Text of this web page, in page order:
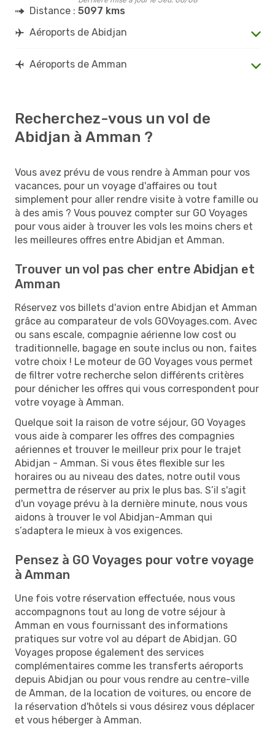
Distance : 5097 kms
Aéroports de Abidjan
Aéroports de Amman
Recherchez-vous un vol de
Abidjan à Amman ?
Vous avez prévu de vous rendre à Amman pour vos
vacances, pour un voyage d'affaires ou tout
simplement pour aller rendre visite à votre famille ou
à des amis ? Vous pouvez compter sur GO Voyages
pour vous aider à trouver les vols les moins chers et
les meilleures offres entre Abidjan et Amman.
Trouver un vol pas cher entre Abidjan et
Amman
Réservez vos billets d'avion entre Abidjan et Amman
grâce au comparateur de vols GOVoyages.com. Avec
ou sans escale, compagnie aérienne low cost ou
traditionnelle, bagage en soute inclus ou non, faites
votre choix ! Le moteur de GO Voyages vous permet
de filtrer votre recherche selon différents critères
pour dénicher les offres qui vous correspondent pour
votre voyage à Amman.
Quelque soit la raison de votre séjour, GO Voyages
vous aide à comparer les offres des compagnies
aériennes et trouver le meilleur prix pour le trajet
Abidjan - Amman. Si vous êtes flexible sur les
horaires ou au niveau des dates, notre outil vous
permettra de réserver au prix le plus bas. S’il s'agit
d'un voyage prévu à la dernière minute, nous vous
aidons à trouver le vol Abidjan-Amman qui
s’adaptera le mieux à vos exigences.
Pensez à GO Voyages pour votre voyage
à Amman
Une fois votre réservation effectuée, nous vous
accompagnons tout au long de votre séjour à
Amman en vous fournissant des informations
pratiques sur votre vol au départ de Abidjan. GO
Voyages propose également des services
complémentaires comme les transferts aéroports
depuis Abidjan ou pour vous rendre au centre-ville
de Amman, de la location de voitures, ou encore de
la réservation d'hôtels si vous désirez vous déplacer
et vous héberger à Amman.